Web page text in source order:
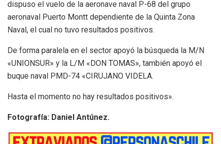
dispuso el vuelo de la aeronave naval P-68 del grupo
aeronaval Puerto Montt dependiente de la Quinta Zona
Naval, el cual no tuvo resultados positivos.
De forma paralela en el sector apoyó la búsqueda la M/N
«UNIONSUR» y la L/M «DON TOMAS», también apoyó el
buque naval PMD-74 «CIRUJANO VIDELA.
Hasta el momento no hay resultados positivos».
Fotografía: Daniel Antúnez.